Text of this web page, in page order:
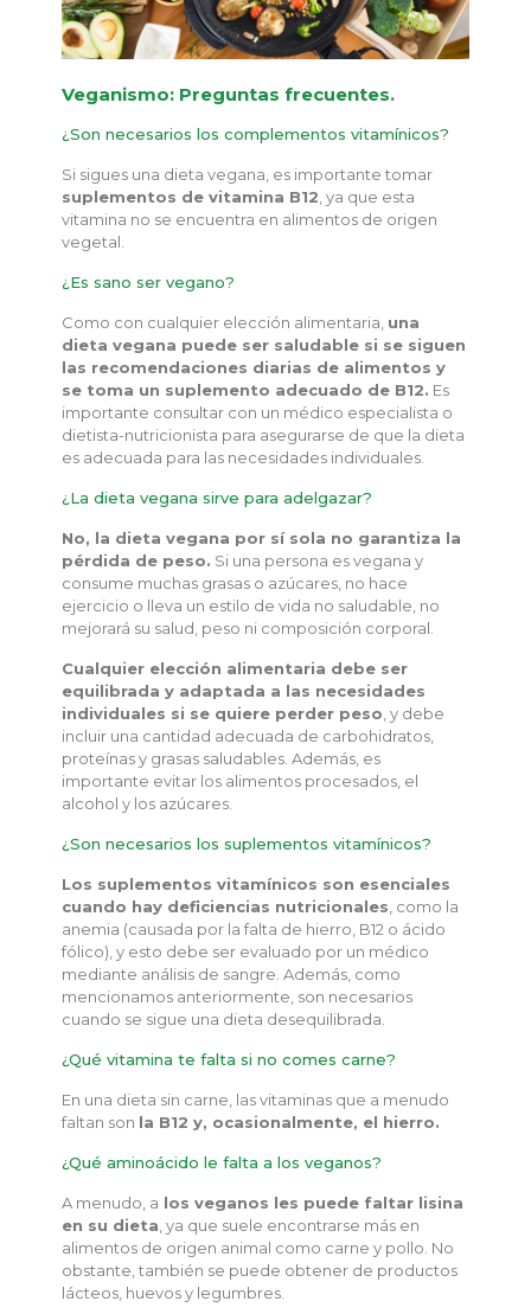
Veganismo: Preguntas frecuentes.
¿Son necesarios los complementos vitamínicos?
Si sigues una dieta vegana, es importante tomar
suplementos de vitamina B12 , ya que esta
vitamina no se encuentra en alimentos de origen
vegetal.
¿Es sano ser vegano?
Como con cualquier elección alimentaria, una
dieta vegana puede ser saludable si se siguen
las recomendaciones diarias de alimentos y
se toma un suplemento adecuado de B12. Es
importante consultar con un médico especialista o
dietista-nutricionista para asegurarse de que la dieta
es adecuada para las necesidades individuales.
¿La dieta vegana sirve para adelgazar?
No, la dieta vegana por sí sola no garantiza la
pérdida de peso. Si una persona es vegana y
consume muchas grasas o azúcares, no hace
ejercicio o lleva un estilo de vida no saludable, no
mejorará su salud, peso ni composición corporal.
Cualquier elección alimentaria debe ser
equilibrada y adaptada a las necesidades
individuales si se quiere perder peso , y debe
incluir una cantidad adecuada de carbohidratos,
proteínas y grasas saludables. Además, es
importante evitar los alimentos procesados, el
alcohol y los azúcares.
¿Son necesarios los suplementos vitamínicos?
Los suplementos vitamínicos son esenciales
cuando hay deficiencias nutricionales , como la
anemia (causada por la falta de hierro, B12 o ácido
fólico), y esto debe ser evaluado por un médico
mediante análisis de sangre. Además, como
mencionamos anteriormente, son necesarios
cuando se sigue una dieta desequilibrada.
¿Qué vitamina te falta si no comes carne?
En una dieta sin carne, las vitaminas que a menudo
faltan son la B12 y, ocasionalmente, el hierro.
¿Qué aminoácido le falta a los veganos?
A menudo, a los veganos les puede faltar lisina
en su dieta , ya que suele encontrarse más en
alimentos de origen animal como carne y pollo. No
obstante, también se puede obtener de productos
lácteos, huevos y legumbres.